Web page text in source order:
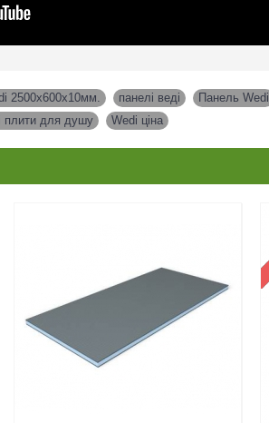
2500x600x10мм. панелі веді Панель Wedi
плити для душу Wedi ціна